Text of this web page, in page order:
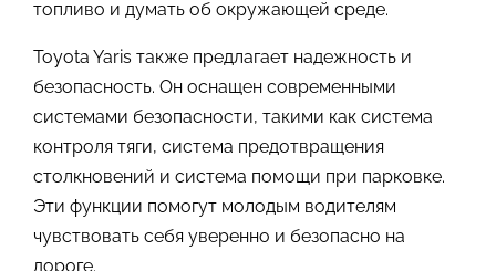
топливо и думать об окружающей среде.
Toyota Yaris также предлагает надежность и
безопасность. Он оснащен современными
системами безопасности, такими как система
контроля тяги, система предотвращения
столкновений и система помощи при парковке.
Эти функции помогут молодым водителям
чувствовать себя уверенно и безопасно на
дороге.